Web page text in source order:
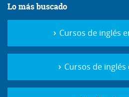
Lo más buscado
Cursos de inglés
Cursos de inglés